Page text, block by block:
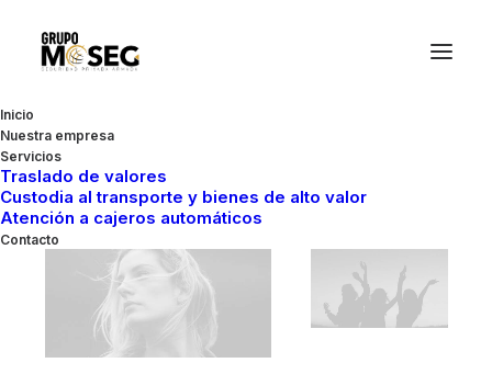
Inicio
Nuestra empresa
Servicios
Traslado de valores
Custodia al transporte y bienes de alto valor
Atención a cajeros automáticos
Contacto